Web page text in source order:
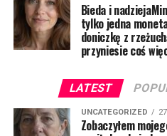
Bieda i
tylko jedna
doniczkę z
przyniesie coś
LATEST
UNCATEGORIZED
Zobaczyłem